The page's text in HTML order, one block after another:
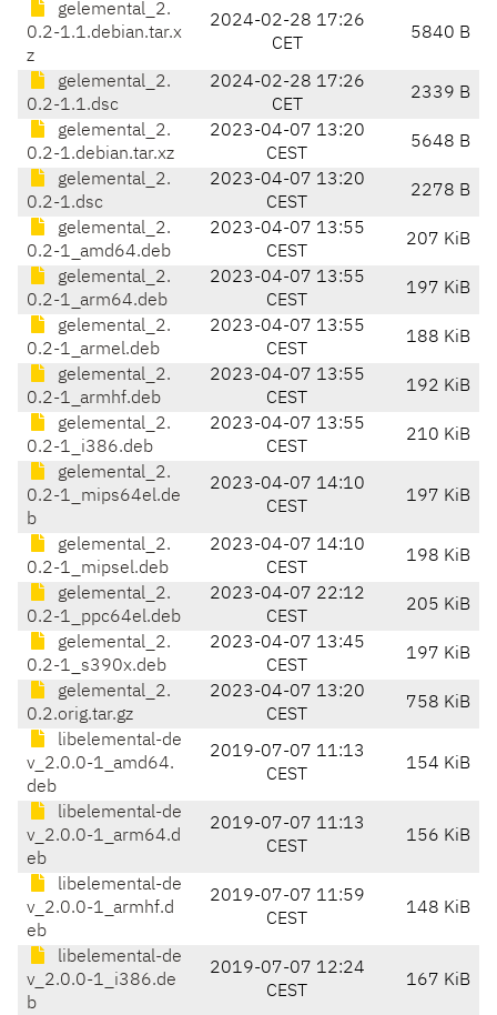
gelemental_2.
0.2-1.1.debian.tar.x
z
2024-02-28 17:26
CET
5840 B
gelemental_2.
0.2-1.1.dsc
2024-02-28 17:26
CET
2339 B
gelemental_2.
0.2-1.debian.tar.xz
2023-04-07 13:20
CEST
5648 B
gelemental_2.
0.2-1.dsc
2023-04-07 13:20
CEST
2278 B
gelemental_2.
0.2-1_amd64.deb
2023-04-07 13:55
CEST
207 KiB
gelemental_2.
0.2-1_arm64.deb
2023-04-07 13:55
CEST
197 KiB
gelemental_2.
0.2-1_armel.deb
2023-04-07 13:55
CEST
188 KiB
gelemental_2.
0.2-1_armhf.deb
2023-04-07 13:55
CEST
192 KiB
gelemental_2.
0.2-1_i386.deb
2023-04-07 13:55
CEST
210 KiB
gelemental_2.
0.2-1_mips64el.de
b
2023-04-07 14:10
CEST
197 KiB
gelemental_2.
0.2-1_mipsel.deb
2023-04-07 14:10
CEST
198 KiB
gelemental_2.
0.2-1_ppc64el.deb
2023-04-07 22:12
CEST
205 KiB
gelemental_2.
0.2-1_s390x.deb
2023-04-07 13:45
CEST
197 KiB
gelemental_2.
0.2.orig.tar.gz
2023-04-07 13:20
CEST
758 KiB
libelemental-de
v_2.0.0-1_amd64.
deb
2019-07-07 11:13
CEST
154 KiB
libelemental-de
v_2.0.0-1_arm64.d
eb
2019-07-07 11:13
CEST
156 KiB
libelemental-de
v_2.0.0-1_armhf.d
eb
2019-07-07 11:59
CEST
148 KiB
libelemental-de
v_2.0.0-1_i386.de
b
2019-07-07 12:24
CEST
167 KiB